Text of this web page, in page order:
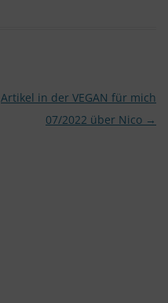
Artikel in der VEGAN für mich
07/2022 über Nico →